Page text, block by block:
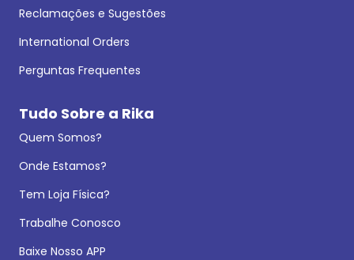
Reclamações e Sugestões
International Orders
Perguntas Frequentes
Tudo Sobre a Rika
Quem Somos?
Onde Estamos?
Tem Loja Física?
Trabalhe Conosco
Baixe Nosso APP